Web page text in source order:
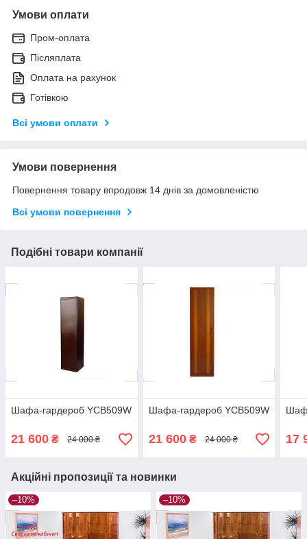
Умови оплати
Пром-оплата
Післяплата
Оплата на рахунок
Готівкою
Всі умови оплати
Умови повернення
Повернення товару впродовж 14 днів за домовленістю
Всі умови повернення
Подібні товари компанії
Шафа-гардероб YCB509W
21 600 ₴ 24 000 ₴
Шафа-гардероб YCB509W
21 600₴ 24 000 ₴ 17
Акційні пропозиції та новинки
–10% –10%